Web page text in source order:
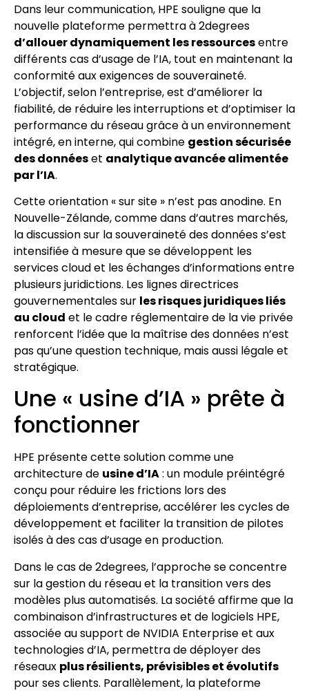
Dans leur communication, HPE souligne que la
nouvelle plateforme permettra à 2degrees
d’allouer dynamiquement les ressourcesentre
différents cas d’usage de l’IA, tout en maintenant la
conformité aux exigences de souveraineté.
L’objectif, selon l’entreprise, est d’améliorer la
fiabilité, de réduire les interruptions et d’optimiser la
performance du réseau grâce à un environnement
intégré, en interne, qui combine gestion sécurisée
des donnéeset analytique avancée alimentée
par l’IA.
Cette orientation « sur site » n’est pas anodine. En
Nouvelle-Zélande, comme dans d’autres marchés,
la discussion sur la souveraineté des données s’est
intensifiée à mesure que se développent les
services cloud et les échanges d’informations entre
plusieurs juridictions. Les lignes directrices
gouvernementales sur les risques juridiques liés
au cloud et le cadre réglementaire de la vie privée
renforcent l’idée que la maîtrise des données n’est
pas qu’une question technique, mais aussi légale et
stratégique.
Une « usine d’IA » prête à
fonctionner
HPE présente cette solution comme une
architecture de usine d’IA: un module préintégré
conçu pour réduire les frictions lors des
déploiements d’entreprise, accélérer les cycles de
développement et faciliter la transition de pilotes
isolés à des cas d’usage en production.
Dans le cas de 2degrees, l’approche se concentre
sur la gestion du réseau et la transition vers des
modèles plus automatisés. La société affirme que la
combinaison d’infrastructures et de logiciels HPE,
associée au support de NVIDIA Enterprise et aux
technologies d’IA, permettra de déployer des
réseaux plus résilients, prévisibles et évolutifs
pour ses clients. Parallèlement, la plateforme